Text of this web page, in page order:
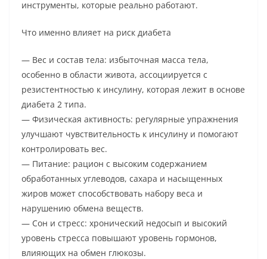
инструменты, которые реально работают.
Что именно влияет на риск диабета
— Вес и состав тела: избыточная масса тела,
особенно в области живота, ассоциируется с
резистентностью к инсулину, которая лежит в основе
диабета 2 типа.
— Физическая активность: регулярные упражнения
улучшают чувствительность к инсулину и помогают
контролировать вес.
— Питание: рацион с высоким содержанием
обработанных углеводов, сахара и насыщенных
жиров может способствовать набору веса и
нарушению обмена веществ.
— Сон и стресс: хронический недосып и высокий
уровень стресса повышают уровень гормонов,
влияющих на обмен глюкозы.